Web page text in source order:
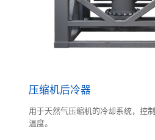
压缩机后冷器
用于天然气压缩机的冷却系统，控
温度。